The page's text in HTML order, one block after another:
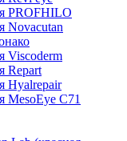
PROFHILO
Novacutan
Viscoderm
Repart
Hyalrepair
MesoEye C71